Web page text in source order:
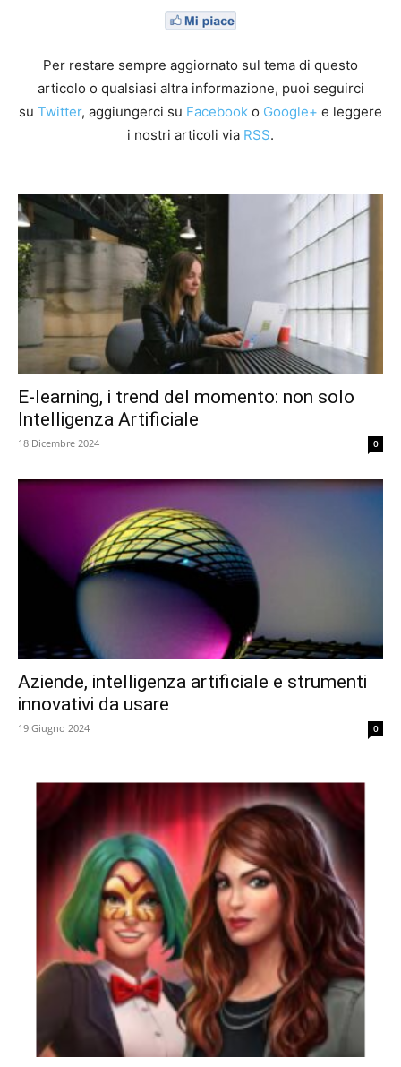
Per restare sempre aggiornato sul tema di questo
articolo o qualsiasi altra informazione, puoi seguirci
su Twitter, aggiungerci su Facebook o Google+ e leggere
i nostri articoli via RSS.
E-learning, i trend del momento: non solo
Intelligenza Artificiale
18 Dicembre 2024 0
Aziende, intelligenza artificiale e strumenti
innovativi da usare
19 Giugno 2024 0